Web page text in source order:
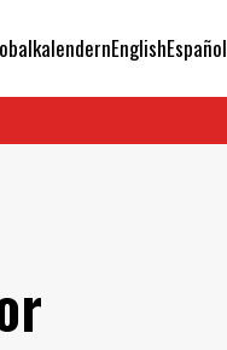
EnglishEspañol